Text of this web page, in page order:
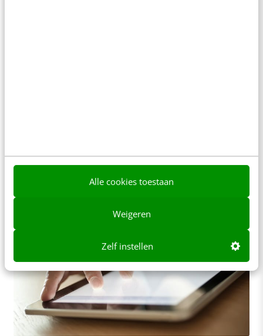
Alle cookies toestaan
Weigeren
Zelf instellen
het werkt alleen als…
12 jaar geleden